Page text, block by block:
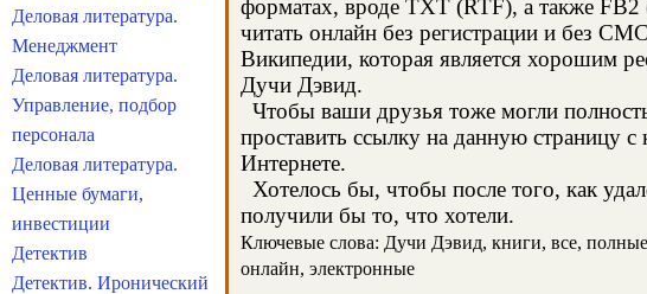
форматах, вроде TXT (RTF), а также
читать онлайн без регистрации и без
Википедии, которая является хорошим
Дучи Дэвид.
Чтобы ваши друзья тоже могли
проставить ссылку на данную страницу
Интернете.
Хотелось бы, чтобы после того, как
получили бы то, что хотели.
Ключевые слова: Дучи Дэвид, книги, все, полные
онлайн, электронные
Деловая литература.
Менеджмент
Деловая литература.
Управление, подбор
персонала
Деловая литература.
Ценные бумаги,
инвестиции
Детектив
Детектив. Иронический